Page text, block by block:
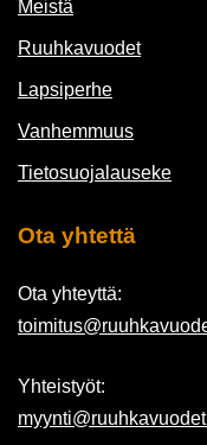
Meistä
Ruuhkavuodet
Lapsiperhe
Vanhemmuus
Tietosuojalauseke
Ota yhtettä
Ota yhteyttä:
Yhteistyöt: